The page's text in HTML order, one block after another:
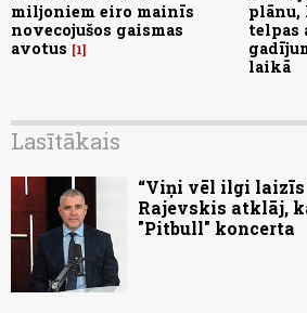
miljoniem eiro mainīs
novecojušos gaismas
avotus
1
plānu,
telpas
laikā
Lasītākais
“Viņi vēl ilgi laizīs
Rajevskis atklāj,
"Pitbull" koncerta